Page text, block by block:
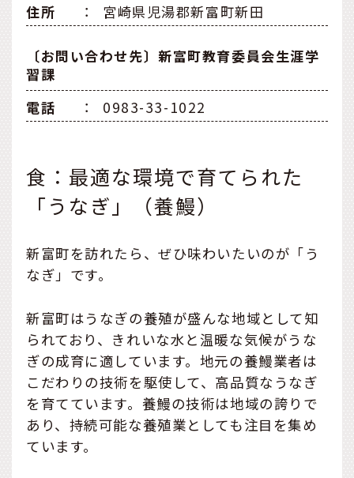
住所 ： 宮崎県児湯郡新富町新田
〔お問い合わせ先〕新富町教育委員会生涯学
習課
電話
： 0983-33-1022
食：最適な環境で育てられた
「うなぎ」（養鰻）
新富町を訪れたら、ぜひ味わいたいのが「う
なぎ」です。
新富町はうなぎの養殖が盛んな地域として知
られており、きれいな水と温暖な気候がうな
ぎの成育に適しています。地元の養鰻業者は
こだわりの技術を駆使して、高品質なうなぎ
を育てています。養鰻の技術は地域の誇りで
あり、持続可能な養殖業としても注目を集め
ています。